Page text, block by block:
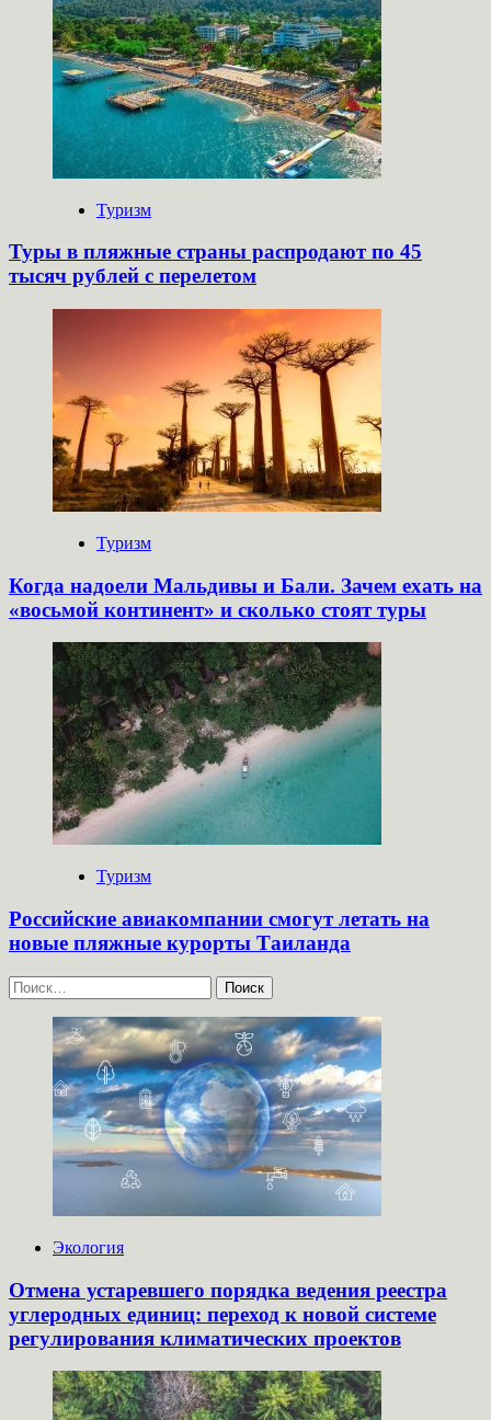
Туризм
Туры в пляжные страны распродают по 45
тысяч рублей с перелетом
Туризм
Когда надоели Мальдивы и Бали. Зачем ехать на
«восьмой континент» и сколько стоят туры
Туризм
Российские авиакомпании смогут летать на
новые пляжные курорты Таиланда
Найти:
Экология
Отмена устаревшего порядка ведения реестра
углеродных единиц: переход к новой системе
регулирования климатических проектов